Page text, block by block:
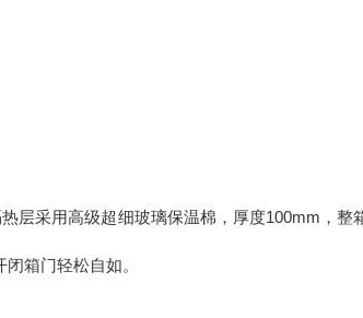
层采用高级超细玻璃保温棉，厚度100mm，整
箱门轻松自如。